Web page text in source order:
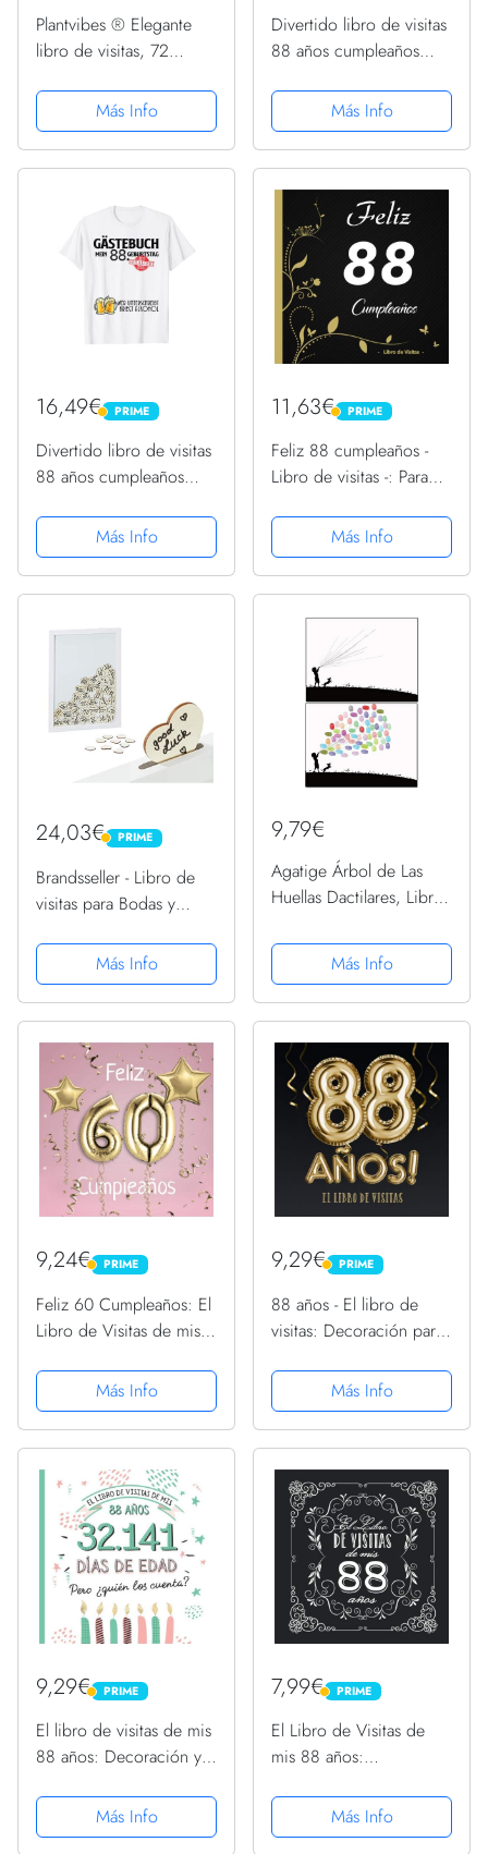
Plantvibes ® Elegante
libro de visitas, 72
grueso, libro de
invitados vintage para
bodas, bautizos o
Más Info
Divertido libro de visitas
88 años cumpleaños
Más Info
16,49€ PRIME
PRIME
Divertido libro de visitas
88 años cumpleaños
Más Info
11,63€ PRIME
PRIME
Feliz 88 cumpleaños -
Libro de visitas -: Para
| Por deseos escritos |
Elegante
Encuadernación en
Más Info
24,03€ PRIME
PRIME
Brandsseller - Libro de
visitas para Bodas y
Corazones o 50 Estrellas
de Madera para Escribir
Más Info
9,79€
Agatige Árbol de Las
Huellas Dactilares, Libro
del Libro de visitas de
DIY para la decoración
casera del Partido(#2)
Más Info
9,24€ PRIME
PRIME
Feliz 60 Cumpleaños: El
Libro de Visitas de mis
Cumpleaños - 21x21cm -
100 Páginas para
Felicitaciones, Saludos,
Más Info
9,29€ PRIME
PRIME
88 años - El libro de
visitas: Decoración para
Regalos para hombre y
mujer - 88 años -
Edición Globos Oro
para...
Más Info
9,29€ PRIME
PRIME
El libro de visitas de mis
88 años: Decoración y
88 cumpleaños – Ideas
para hombre y mujer -
Más Info
7,99€ PRIME
PRIME
El Libro de Visitas de
mis 88 años:
fiesta de 88 cumpleaños
– Regalo para hombre y
Más Info